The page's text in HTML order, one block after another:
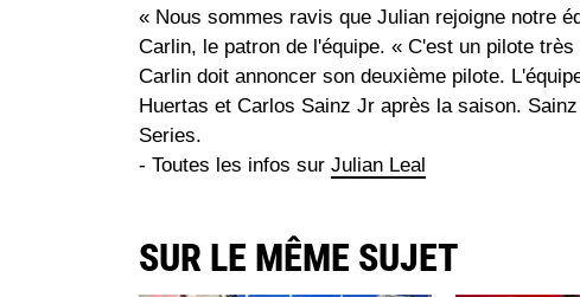
« Nous sommes ravis que Julian rejoigne notre
Carlin, le patron de l'équipe. « C'est un pilote
Carlin doit annoncer son deuxième pilote.
Huertas et Carlos Sainz Jr après la saison.
Series.
- Toutes les infos sur Julian Leal
SUR LE MÊME SUJET